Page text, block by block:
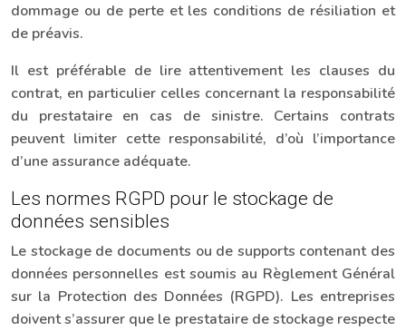
dommage ou de perte et les conditions de résiliation et
de préavis.
Il est préférable de lire attentivement les clauses du
contrat, en particulier celles concernant la responsabilité
du prestataire en cas de sinistre. Certains contrats
peuvent limiter cette responsabilité, d’où l’importance
d’une assurance adéquate.
Les normes RGPD pour le stockage de
données sensibles
Le stockage de documents ou de supports contenant des
données personnelles est soumis au Règlement Général
sur la Protection des Données (RGPD). Les entreprises
doivent s’assurer que le prestataire de stockage respecte